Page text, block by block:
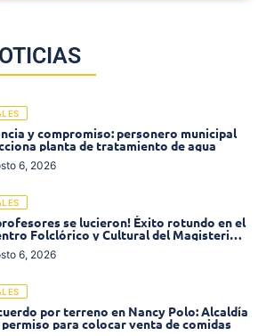
y compromiso: personero municipal
planta de tratamiento de agua
6, 2026
se lucieron! Éxito rotundo en el
Folclórico y Cultural del Magisterio
Ciénaga
6, 2026
por terreno en Nancy Polo: Alcaldía
permiso para colocar venta de comidas